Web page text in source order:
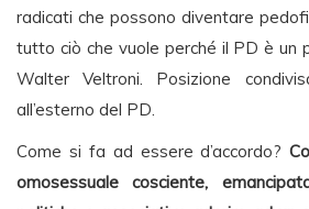
radicati che possono diventare
tutto ciò che vuole perché il PD è un
Walter Veltroni. Posizione
all’esterno del PD.
Come si fa ad essere d’accordo?
omosessuale cosciente,